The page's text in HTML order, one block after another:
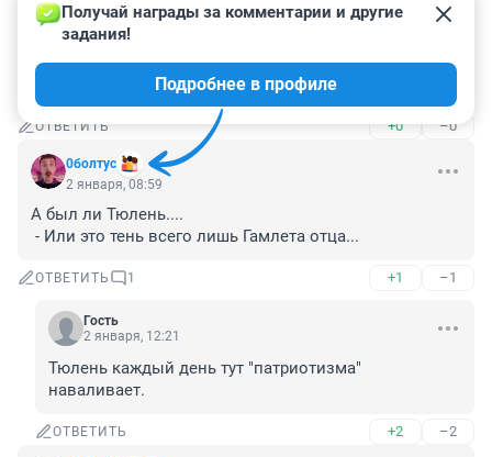
Раньше то, изобретатели с колокольни летали. А счас
, гляди кось. Повадились на Москву летать. И
мигранты с разных стран и другие нации и
народности. Бомбят , наверное , по Москве то.
ОТВЕТИТЬ +0 –0
0болтус
Получай награды за комментарии и другие
задания!
Подробнее в профиле
2 января, 08:59
А был ли Тюлень....
- Или это тень всего лишь Гамлета отца...
ОТВЕТИТЬ 1 +1 –1
Гость
2 января, 12:21
Тюлень каждый день тут "патриотизма"
наваливает.
ОТВЕТИТЬ +2 –2